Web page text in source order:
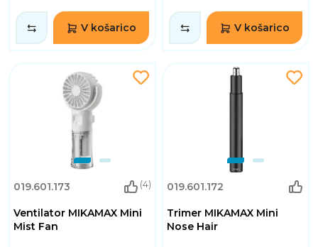
V košarico V košarico
019.601.173 (4)
Ventilator MIKAMAX Mini
Mist Fan
019.601.172
Trimer MIKAMAX Mini
Nose Hair